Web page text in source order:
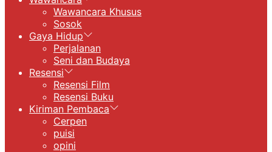
Wawancara Khusus
Sosok
Gaya Hidup
Perjalanan
Seni dan Budaya
Resensi
Resensi Film
Resensi Buku
Kiriman Pembaca
Cerpen
puisi
opini